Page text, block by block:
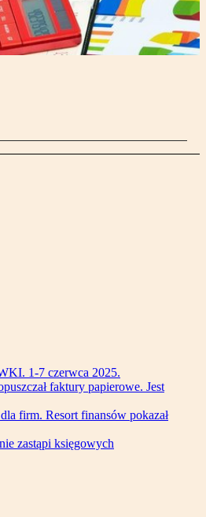
1-7 czerwca 2025.
faktury papierowe. Jest
firm. Resort finansów pokazał
zastąpi księgowych